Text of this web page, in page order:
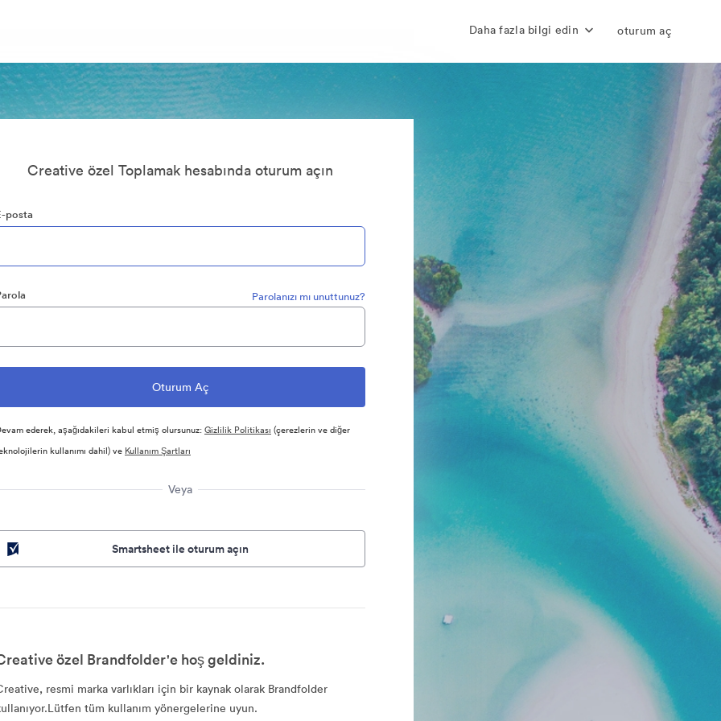
Daha fazla bilgi edin oturum aç
Creative özel Toplamak hesabında oturum açın
posta
Parolanızı mı unuttunuz?
ederek, aşağıdakileri kabul etmiş olursunuz:Gizlilik Politikası (çerezlerin ve diğer
kullanımı dahil) ve Kullanım Şartları
Veya
Smartsheet ile oturum açın
özel Brandfolder'e hoş geldiniz.
resmi marka varlıkları için bir kaynak olarak Brandfolder
tüm kullanım yönergelerine uyun.